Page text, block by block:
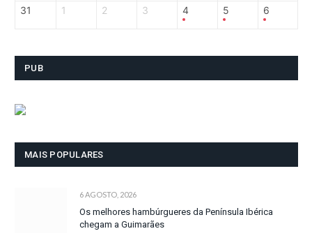
31 1 2 3 4 5 6
PUB
MAIS POPULARES
6 AGOSTO, 2026
Os melhores hambúrgueres da Península Ibérica
chegam a Guimarães